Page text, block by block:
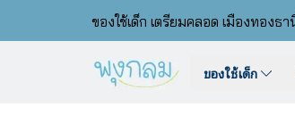
ของใช้เด็ก เตรียมคลอด เมืองทองธ
ของใช้เด็ก